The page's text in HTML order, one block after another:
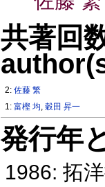
共著回
2:佐藤 繁
1:富樫 均,穀田 昇一
発行年
1986: 拓